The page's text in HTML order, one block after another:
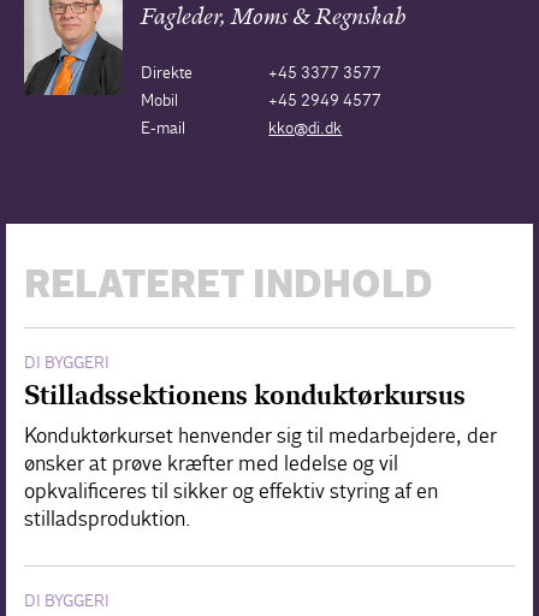
Fagleder, Moms & Regnskab
Direkte
+45 3377 3577
Mobil
+45 2949 4577
E-mail
kko@di.dk
RELATERET INDHOLD
DI BYGGERI
Stilladssektionens konduktørkursus
Konduktørkurset henvender sig til medarbejdere, der
ønsker at prøve kræfter med ledelse og vil
opkvalificeres til sikker og effektiv styring af en
stilladsproduktion.
DI BYGGERI